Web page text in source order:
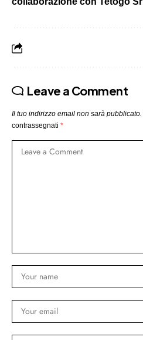
Leave a Comment
Il tuo indirizzo email non sarà pubblicato.
contrassegnati *